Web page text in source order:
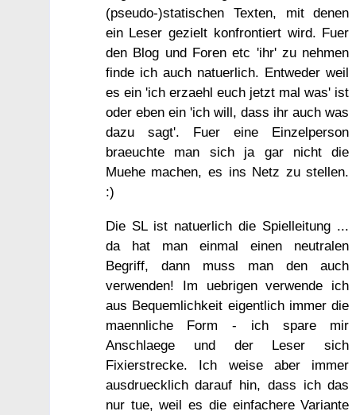
(pseudo-)statischen Texten, mit denen
ein Leser gezielt konfrontiert wird. Fuer
den Blog und Foren etc 'ihr' zu nehmen
finde ich auch natuerlich. Entweder weil
es ein 'ich erzaehl euch jetzt mal was' ist
oder eben ein 'ich will, dass ihr auch was
dazu sagt'. Fuer eine Einzelperson
braeuchte man sich ja gar nicht die
Muehe machen, es ins Netz zu stellen.
:)
Die SL ist natuerlich die Spielleitung ...
da hat man einmal einen neutralen
Begriff, dann muss man den auch
verwenden! Im uebrigen verwende ich
aus Bequemlichkeit eigentlich immer die
maennliche Form - ich spare mir
Anschlaege und der Leser sich
Fixierstrecke. Ich weise aber immer
ausdruecklich darauf hin, dass ich das
nur tue, weil es die einfachere Variante